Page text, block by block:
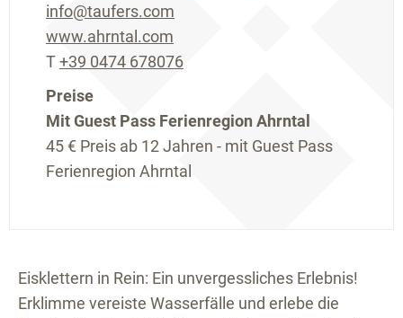
Eisklettern in Rein: Ein unvergessliches Erlebnis!
Erklimme vereiste Wasserfälle und erlebe die
info@taufers.com
www.ahrntal.com
T+39 0474 678076
Preise
Mit Guest Pass Ferienregion Ahrntal
45 € Preis ab 12 Jahren - mit Guest Pass
Ferienregion Ahrntal